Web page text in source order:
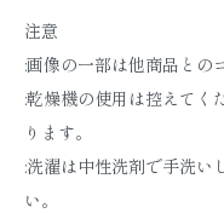
注意
:画像の一部は他商品との
:乾燥機の使用は控えてく
ります。
:洗濯は中性洗剤で手洗い
い。